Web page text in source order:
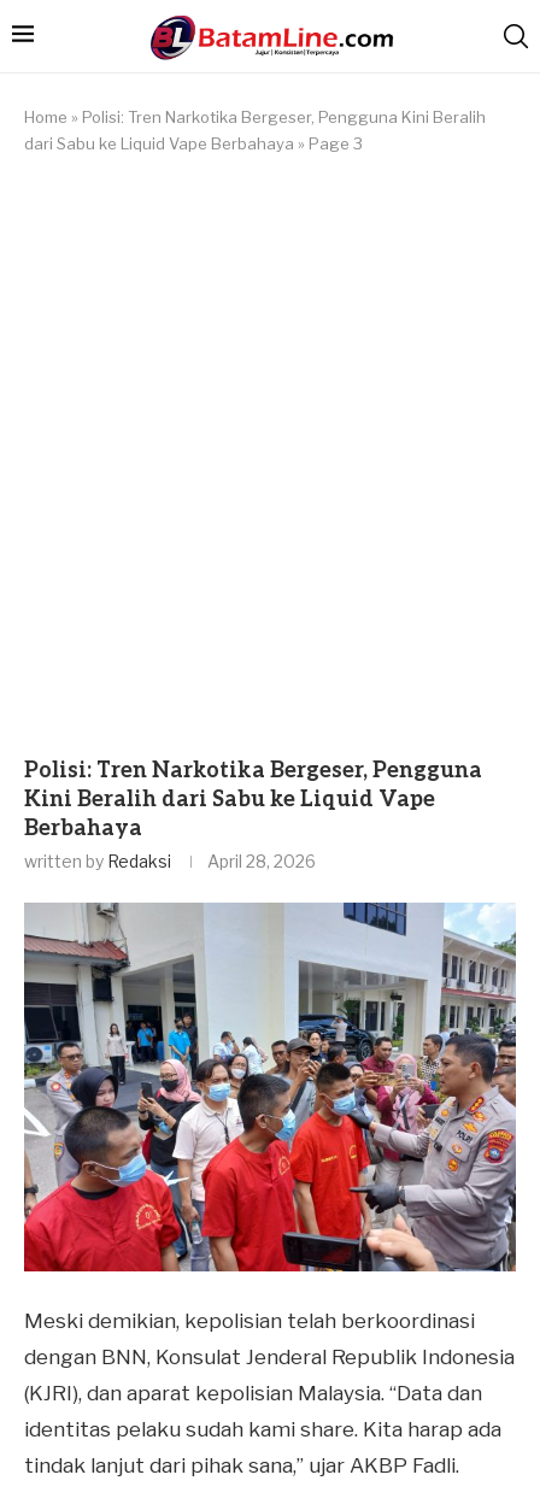
Home » Polisi: Tren Narkotika Bergeser, Pengguna Kini Beralih
dari Sabu ke Liquid Vape Berbahaya » Page 3
Polisi: Tren Narkotika Bergeser, Pengguna
Kini Beralih dari Sabu ke Liquid Vape
Berbahaya
written by Redaksi April 28, 2026
Meski demikian, kepolisian telah berkoordinasi
dengan BNN, Konsulat Jenderal Republik Indonesia
(KJRI), dan aparat kepolisian Malaysia. “Data dan
identitas pelaku sudah kami share. Kita harap ada
tindak lanjut dari pihak sana,” ujar AKBP Fadli.